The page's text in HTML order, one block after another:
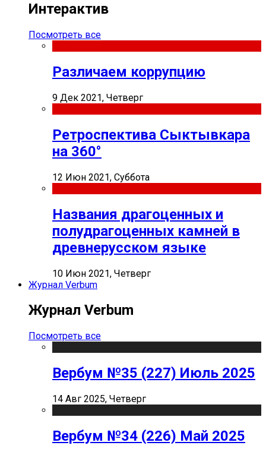
Интерактив
Посмотреть все
Различаем коррупцию
9 Дек 2021, Четверг
Ретроспектива Сыктывкара
на 360°
12 Июн 2021, Суббота
Названия драгоценных и
полудрагоценных камней в
древнерусском языке
10 Июн 2021, Четверг
Журнал Verbum
Журнал Verbum
Посмотреть все
Вербум №35 (227) Июль 2025
14 Авг 2025, Четверг
Вербум №34 (226) Май 2025